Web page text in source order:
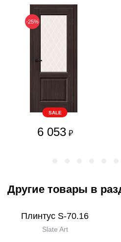
-25%
SALE
6 053 ₽
Другие товары в
Плинтус S-70.16
Slate Art